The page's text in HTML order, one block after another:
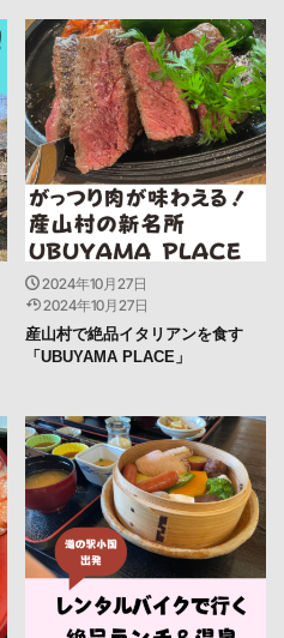
2024年10月27日
2024年10月27日
産山村で絶品イタリアンを食す
「UBUYAMA PLACE」